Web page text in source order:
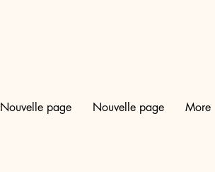
Nouvelle page Nouvelle page More